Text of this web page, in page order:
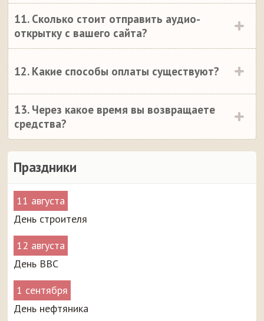
Праздники
11 августа
День строителя
12 августа
День ВВС
1 сентября
День нефтяника
11. Сколько стоит отправить аудио-
открытку с вашего сайта?
12. Какие способы оплаты существуют?
13. Через какое время вы возвращаете
средства?